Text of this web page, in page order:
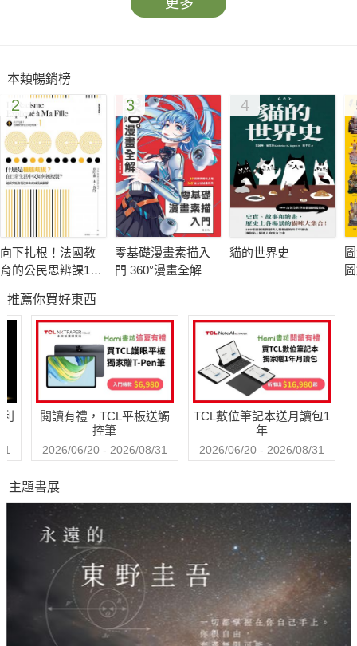
與安全的施工要點。
機能型鐵工：窗框、鐵門、欄杆等日常工法，強調使用便利與耐
久性。
裝飾型鐵工：飾條貼板、隔屏到鐵花窗，展現鐵工細節與美學，
讓金屬成為空間設計亮點。
同時，本書也揭示了許多業界少見的細節——從材料分類、焊接
技法到監工要點；從如何判斷焊接品質、避免偷工減料，到如何
而言，這是一本能幫助理解鐵件潛力與施工限制的重要參考書；
對初學者或學徒而言，則是一本接地氣、循序漸進的入門寶典。
本書三大特色
全方位鐵件知識統整
法，建立完整鐵工基礎。
分類實例應用解析
依照結構、機能、裝飾三大面向，逐項拆解常見設計與施工步
驟，強調操作性與參考價值。
職人經驗真誠分享
透過 18 則真心 Q&A，曾文昌毫不保留地分享鐵工日常、創業故
事與工地現場的眉角，讓讀者讀到專業之外，更看見工藝背後的
態度與精神。
本類暢銷榜
2
向下扎根！法國教
育的公民思辨課1－
視？在日常生活中
又如何被複
製？」：追根究柢
各種沒來由的成見
3
零基礎漫畫素描入
門 360°漫畫全解
4
貓的世界史
推薦你買好東西
閱讀有禮，TCL平板送觸
控筆
2026/06/20 - 2026/08/31
TCL數位筆記本送月讀包1
年
2026/06/20 - 2026/08/31
主題書展